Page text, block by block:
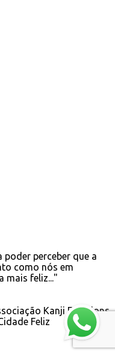
poder perceber que a
como nós em
mais feliz..."
Kanji Emotions
Feliz